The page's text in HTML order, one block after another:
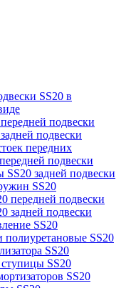
SS20 в
подвески
подвески
передних
подвески
SS20 задней подвески
SS20
передней подвески
задней подвески
SS20
полиуретановые SS20
SS20
SS20
SS20